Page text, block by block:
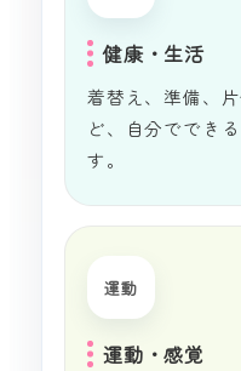
健康・生活
着替え、準備、
ど、自分ででき
す。
運動
運動・感覚